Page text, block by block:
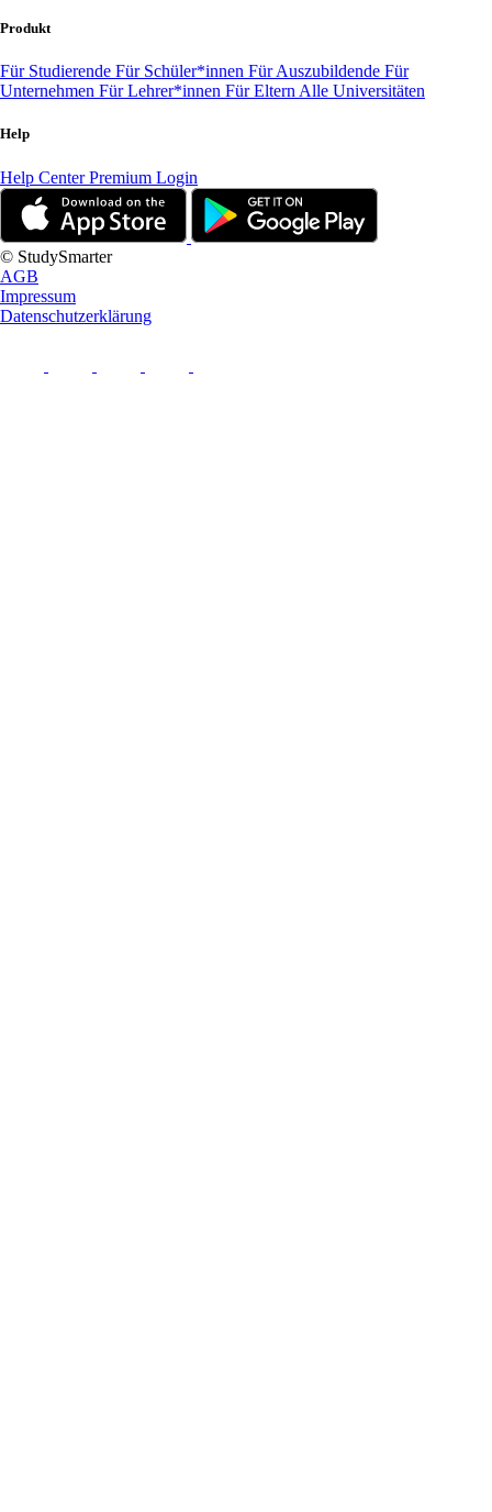
Produkt
Für Studierende Für Schüler*innen Für Auszubildende Für
Unternehmen Für Lehrer*innen Für Eltern Alle Universitäten
Help
Help CenterPremium Login
© StudySmarter
AGB
Impressum
Datenschutzerklärung